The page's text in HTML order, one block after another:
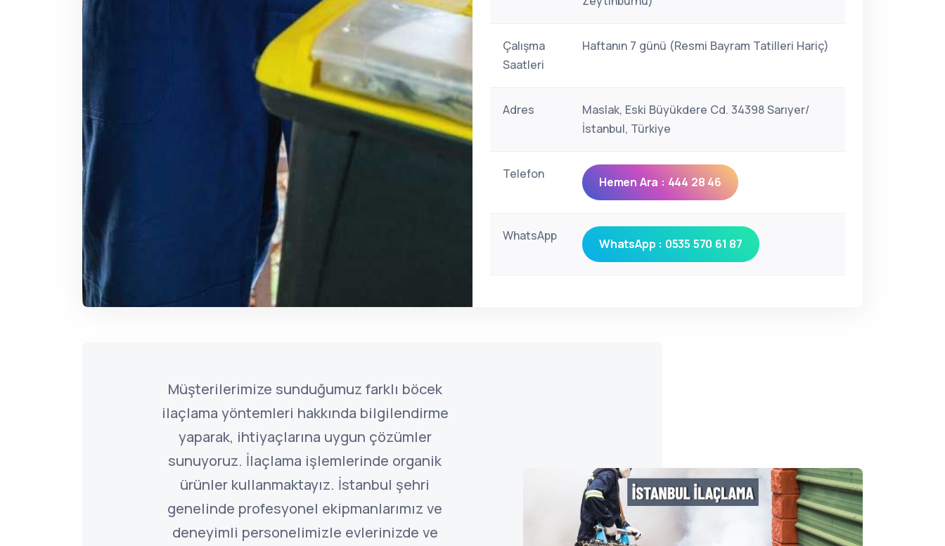
Çalışma
Saatleri
Haftanın 7 günü (Resmi Bayram Tatilleri Hariç)
Adres
Maslak, Eski Büyükdere Cd. 34398 Sarıyer/
İstanbul, Türkiye
Telefon
Hemen Ara : 444 28 46
WhatsApp
WhatsApp : 0535 570 61 87
Müşterilerimize sunduğumuz farklı böcek
ilaçlama yöntemleri hakkında bilgilendirme
yaparak, ihtiyaçlarına uygun çözümler
sunuyoruz. İlaçlama işlemlerinde organik
ürünler kullanmaktayız. İstanbul şehri
genelinde profesyonel ekipmanlarımız ve
deneyimli personelimizle evlerinizde ve